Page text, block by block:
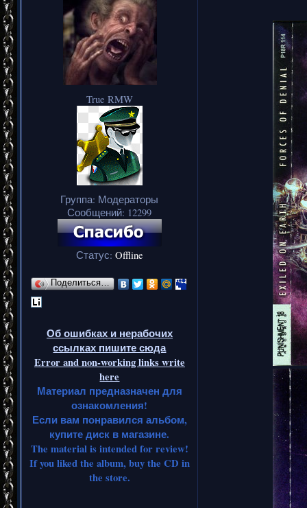
True RMW
Группа: Модераторы
Сообщений: 12299
Статус: Offline
Поделиться…
Об ошибках и нерабочих
ссылках пишите сюда
Error and non-working links write
here
Материал предназначен для
ознакомления!
Если вам понравился альбом,
купите диск в магазине.
The material is intended for review!
If you liked the album, buy the CD in
the store.